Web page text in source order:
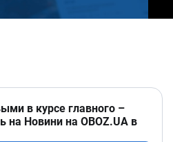
в курсе главного –
на Новини на OBOZ.UA в